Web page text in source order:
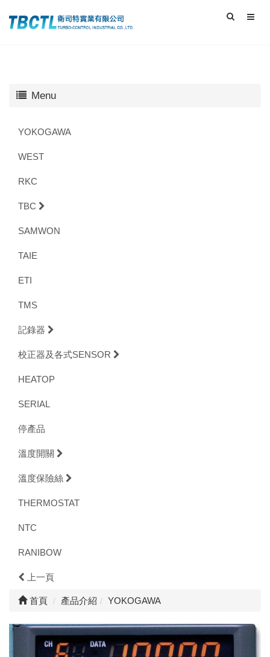
Menu
YOKOGAWA
WEST
RKC
TBC
SAMWON
TAIE
ETI
TMS
記錄器
校正器及各式SENSOR
HEATOP
SERIAL
停產品
溫度開關
溫度保險絲
THERMOSTAT
NTC
RANIBOW
上一頁
首頁 產品介紹 YOKOGAWA